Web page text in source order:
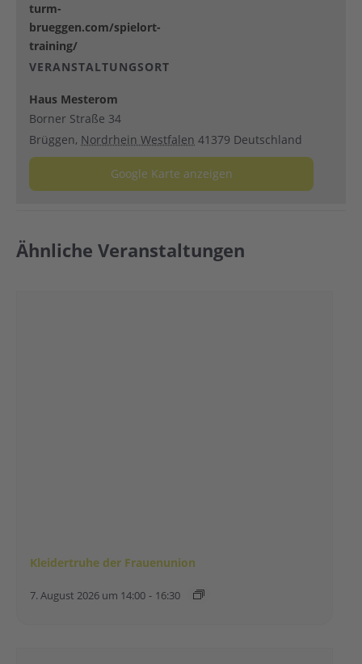
turm-
brueggen.com/spielort-
training/
VERANSTALTUNGSORT
Haus Mesterom
Borner Straße 34
Brüggen, Nordrhein Westfalen 41379 Deutschland
Google Karte anzeigen
Ähnliche Veranstaltungen
Kleidertruhe der Frauenunion
7. August 2026 um 14:00 - 16:30